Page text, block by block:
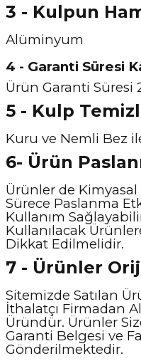
3 - Kulpun
Alüminyum
4 - Garanti Süresi
Ürün Garanti Süresi 2
5 - Kulp
Kuru ve Nemli Bez
6- Ürün
Ürünler de Kimyasal
Sürece Paslanma
Kullanım
Kullanılacak
Dikkat Edilmelidir.
7 - Ürünler
Sitemizde Satılan
İthalatçı Firmadan
Üründür. Ürünler
Garanti Belgesi ve
Gönderilmektedir.